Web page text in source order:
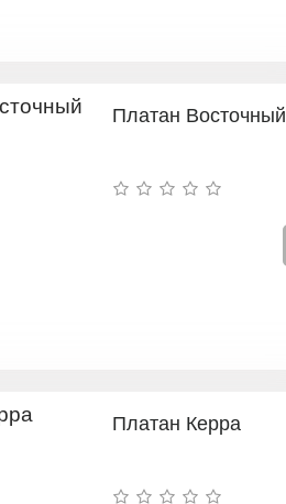
Платан Восточный
Платан Керра